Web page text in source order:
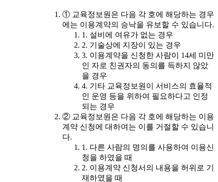
① 교육정보원은 다음 각 호에 해당하는 경우
에는 이용계약의 승낙을 유보할 수 있습니다.
1. 설비에 여유가 없는 경우
2. 기술상에 지장이 있는 경우
3. 이용계약을 신청한 사람이 14세 미만
인 자로 친권자의 동의를 득하지 않았
을 경우
4. 기타 교육정보원이 서비스의 효율적
인 운영 등을 위하여 필요하다고 인정
되는 경우
② 교육정보원은 다음 각 호에 해당하는 이용
계약 신청에 대하여는 이를 거절할 수 있습니
다.
1. 다른 사람의 명의를 사용하여 이용신
청을 하였을 때
2. 이용계약 신청서의 내용을 허위로 기
재하였을 때